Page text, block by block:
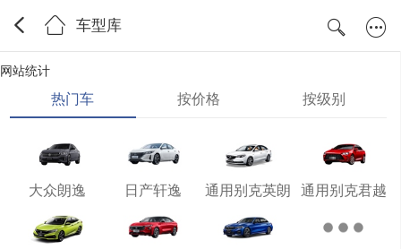
车型库
网站统计
热门车 按价格 按级别
大众朗逸 日产轩逸 通用别克英朗 通用别克君越